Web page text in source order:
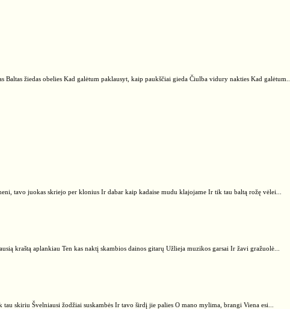
Baltas žiedas obelies Kad galėtum paklausyt, kaip paukščiai gieda Čiulba vidury nakties Kad galėtum...
tavo juokas skriejo per klonius Ir dabar kaip kadaise mudu klajojame Ir tik tau baltą rožę vėlei...
kraštą aplankiau Ten kas naktį skambios dainos gitarų Užlieja muzikos garsai Ir žavi gražuolė...
tau skiriu Švelniausi žodžiai suskambės Ir tavo širdį jie palies O mano mylima, brangi Viena esi...